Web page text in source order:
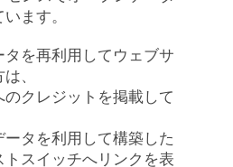
ます。
を再利用してウェブサ
、
クレジットを掲載して
タを利用して構築した
スイッチへリンクを表